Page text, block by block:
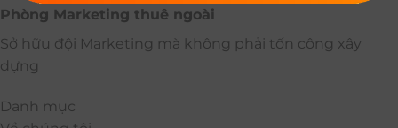
Phòng Marketing thuê ngoài
Sở hữu đội Marketing mà không phải tốn công xây
dựng
Danh mục